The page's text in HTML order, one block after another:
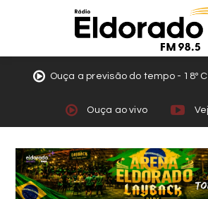
Ouça a previsão do tempo - 18º
Ouça ao vivo